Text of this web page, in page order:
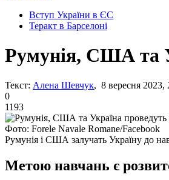
Вступ України в ЄС
Теракт в Барселоні
Румунія, США та
Текст: Алена Шевчук, 8 вересня 2023,
0
1193
Фото: Forele Navale Romane/Facebook
Румунія і США залучать Україну до
Метою навчань є